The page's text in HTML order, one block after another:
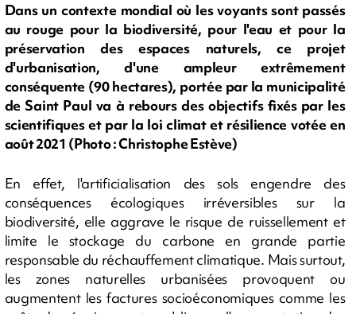
Dans un contexte mondial où les voyants sont passés
au rouge pour la biodiversité, pour l'eau et pour la
préservation des espaces naturels, ce projet
d'urbanisation, d'une ampleur extrêmement
conséquente (90 hectares), portée par la municipalité
de Saint Paul va à rebours des objectifs fixés par les
scientifiques et par la loi climat et résilience votée en
août 2021 (Photo : Christophe Estève)
En effet, l'artificialisation des sols engendre des
conséquences écologiques irréversibles sur la
biodiversité, elle aggrave le risque de ruissellement et
limite le stockage du carbone en grande partie
responsable du réchauffement climatique. Mais surtout,
les zones naturelles urbanisées provoquent ou
augmentent les factures socioéconomiques comme les